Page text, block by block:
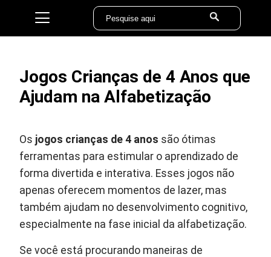
Jogos Crianças de 4 Anos que
Ajudam na Alfabetização
Os jogos crianças de 4 anos são ótimas
ferramentas para estimular o aprendizado de
forma divertida e interativa. Esses jogos não
apenas oferecem momentos de lazer, mas
também ajudam no desenvolvimento cognitivo,
especialmente na fase inicial da alfabetização.
Se você está procurando maneiras de